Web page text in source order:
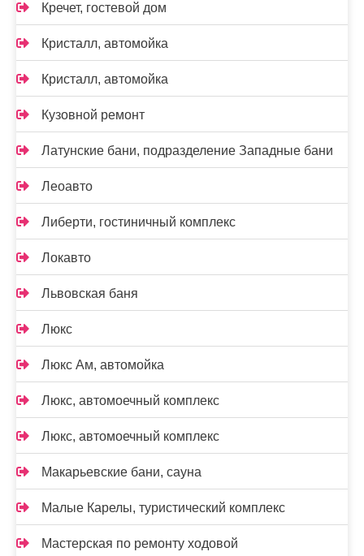
Кречет, гостевой дом
Кристалл, автомойка
Кристалл, автомойка
Кузовной ремонт
Латунские бани, подразделение Западные бани
Леоавто
Либерти, гостиничный комплекс
Локавто
Львовская баня
Люкс
Люкс Ам, автомойка
Люкс, автомоечный комплекс
Люкс, автомоечный комплекс
Макарьевские бани, сауна
Малые Карелы, туристический комплекс
Мастерская по ремонту ходовой